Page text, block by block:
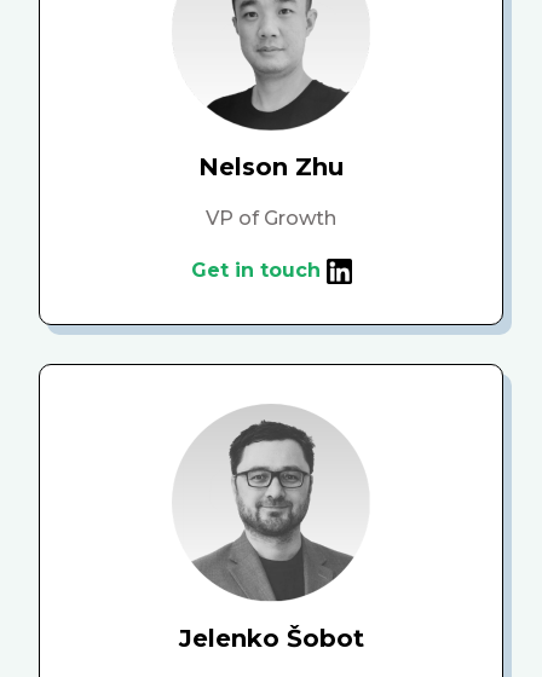
Nelson Zhu
VP of Growth
Get in touch
Jelenko Šobot